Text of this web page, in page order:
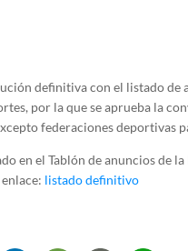
definitiva con el listado
por la que se aprueba la
federaciones deportivas
en el Tablón de anuncios de
listado definitivo